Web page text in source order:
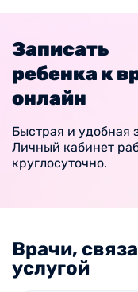
Записать
ребенка к
онлайн
Быстрая и удобная
Личный кабинет
круглосуточно.
Врачи,
услугой